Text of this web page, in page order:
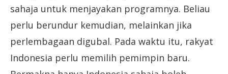
sahaja untuk menjayakan programnya. Beliau
perlu berundur kemudian, melainkan jika
perlembagaan digubal. Pada waktu itu, rakyat
Indonesia perlu memilih pemimpin baru.